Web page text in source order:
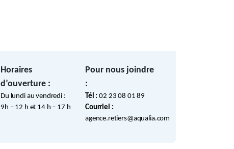
Horaires
d’ouverture :
Du lundi au vendredi :
9h – 12 h et 14 h – 17 h
Pour nous joindre
:
Tél :02 23 08 01 89
Courriel :
agence.retiers@aqualia.com